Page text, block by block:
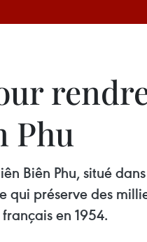
Phu
Biên Phu, situé
qui préserve des
en 1954.